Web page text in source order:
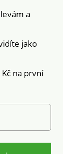
a
jako
na první